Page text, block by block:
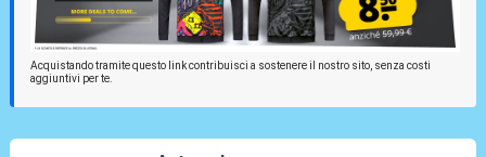
Acquistando tramite questo link contribuisci a sostenere il nostro sito, senza costi
aggiuntivi per te.